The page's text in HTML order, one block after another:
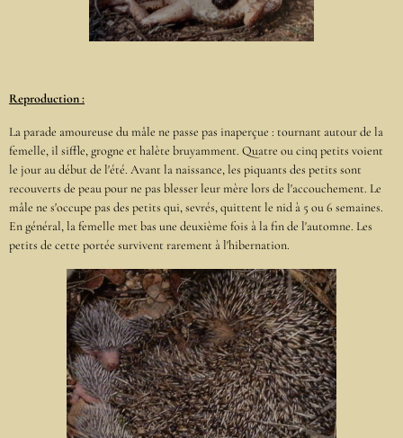
Reproduction :
La parade amoureuse du mâle ne passe pas inaperçue : tournant autour de la
femelle, il siffle, grogne et halète bruyamment. Quatre ou cinq petits voient
le jour au début de l'été. Avant la naissance, les piquants des petits sont
recouverts de peau pour ne pas blesser leur mère lors de l'accouchement. Le
mâle ne s'occupe pas des petits qui, sevrés, quittent le nid à 5 ou 6 semaines.
En général, la femelle met bas une deuxième fois à la fin de l'automne. Les
petits de cette portée survivent rarement à l'hibernation.